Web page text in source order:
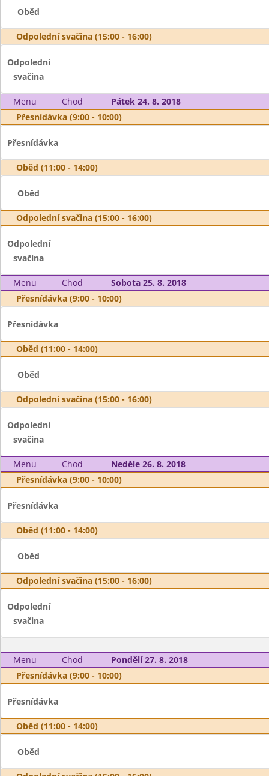
Oběd
Odpolední svačina (15:00 - 16:00)
Odpolední
svačina
Menu Chod
Pátek 24. 8. 2018
Přesnídávka (9:00 - 10:00)
Přesnídávka
Oběd (11:00 - 14:00)
Oběd
Odpolední svačina (15:00 - 16:00)
Odpolední
svačina
Menu Chod
Sobota 25. 8. 2018
Přesnídávka (9:00 - 10:00)
Přesnídávka
Oběd (11:00 - 14:00)
Oběd
Odpolední svačina (15:00 - 16:00)
Odpolední
svačina
Menu Chod
Neděle 26. 8. 2018
Přesnídávka (9:00 - 10:00)
Přesnídávka
Oběd (11:00 - 14:00)
Oběd
Odpolední svačina (15:00 - 16:00)
Odpolední
svačina
Menu Chod
Pondělí 27. 8. 2018
Přesnídávka (9:00 - 10:00)
Přesnídávka
Oběd (11:00 - 14:00)
Oběd